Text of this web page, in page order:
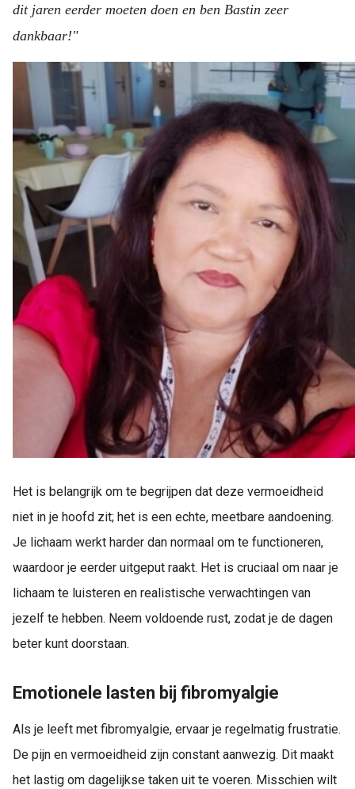
dit jaren eerder moeten doen en ben Bastin zeer
dankbaar!"
Het is belangrijk om te begrijpen dat deze vermoeidheid
niet in je hoofd zit; het is een echte, meetbare aandoening.
Je lichaam werkt harder dan normaal om te functioneren,
waardoor je eerder uitgeput raakt. Het is cruciaal om naar je
lichaam te luisteren en realistische verwachtingen van
jezelf te hebben. Neem voldoende rust, zodat je de dagen
beter kunt doorstaan.
Emotionele lasten bij fibromyalgie
Als je leeft met fibromyalgie, ervaar je regelmatig frustratie.
De pijn en vermoeidheid zijn constant aanwezig. Dit maakt
het lastig om dagelijkse taken uit te voeren. Misschien wilt